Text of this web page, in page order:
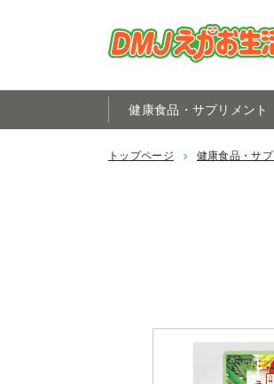
健康食品・サプリメント
トップページ 健康食品・サプ